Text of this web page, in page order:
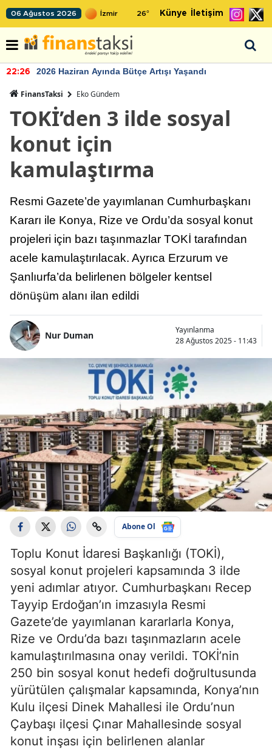
06 Ağustos 2026 26° Künye İletişim
22:26 2026 Haziran Ayında Bütçe Artışı Yaşandı
FinansTaksi Eko Gündem
TOKİ’den 3 ilde sosyal
konut için
kamulaştırma
Resmi Gazete’de yayımlanan Cumhurbaşkanı
Kararı ile Konya, Rize ve Ordu’da sosyal konut
projeleri için bazı taşınmazlar TOKİ tarafından
acele kamulaştırılacak. Ayrıca Erzurum ve
Şanlıurfa’da belirlenen bölgeler kentsel
dönüşüm alanı ilan edildi
Nur Duman
Yayınlanma
28 Ağustos 2025 - 11:43
Abone Ol
Toplu Konut İdaresi Başkanlığı (TOKİ),
sosyal konut projeleri kapsamında 3 ilde
yeni adımlar atıyor. Cumhurbaşkanı Recep
Tayyip Erdoğan’ın imzasıyla Resmi
Gazete’de yayımlanan kararlarla Konya,
Rize ve Ordu’da bazı taşınmazların acele
kamulaştırılmasına onay verildi. TOKİ’nin
250 bin sosyal konut hedefi doğrultusunda
yürütülen çalışmalar kapsamında, Konya’nın
Kulu ilçesi Dinek Mahallesi ile Ordu’nun
Çaybaşı ilçesi Çınar Mahallesinde sosyal
konut inşası için belirlenen alanlar